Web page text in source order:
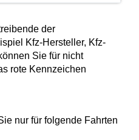
der
Kfz-Hersteller, Kfz-
Sie für nicht
rote Kennzeichen
nur für folgende Fahrten